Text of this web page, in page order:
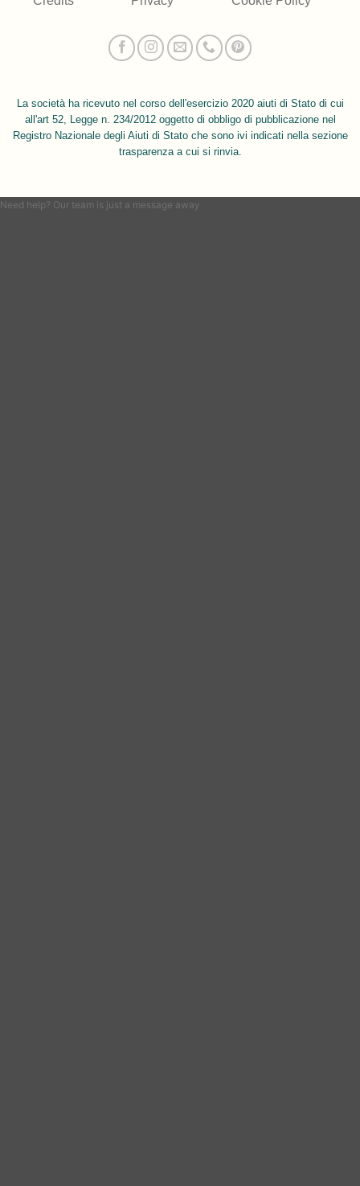
La società ha ricevuto nel corso dell'esercizio 2020 aiuti di Stato di cui
all'art 52, Legge n. 234/2012 oggetto di obbligo di pubblicazione nel
Registro Nazionale degli Aiuti di Stato che sono ivi indicati nella sezione
trasparenza a cui si rinvia.
Need help? Our team is just a message away